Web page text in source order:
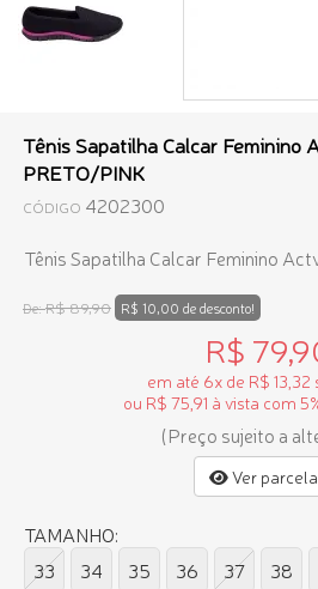
Tênis Sapatilha Calcar Feminino
PRETO/PINK
CÓDIGO 4202300
Tênis Sapatilha Calcar Feminino
De:R$ 89,90 R$ 10,00 de desconto!
R$
em até 6x de R$ 13,32
ou R$ 75,91 à vista com
(Preço sujeito a
Ver
TAMANHO:
33
34 35 36 37 38